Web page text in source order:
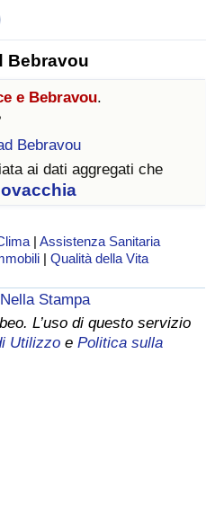
Bebravou
e Bebravou.
Bebravou
ai dati aggregati che
|Assistenza Sanitaria
|Qualità della Vita
Nella Stampa
L’uso di questo servizio
Utilizzo e Politica sulla
Nazione
(Corrente)
per Nazione
(Corrente)
per Paese
(Corrente)